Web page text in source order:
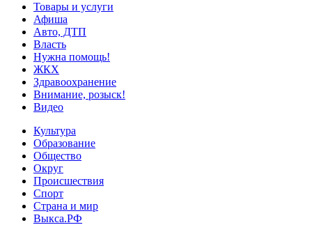
Товары и услуги
Афиша
Авто, ДТП
Власть
Нужна помощь!
ЖКХ
Здравоохранение
Внимание, розыск!
Видео
Культура
Образование
Общество
Округ
Происшествия
Спорт
Страна и мир
Выкса.РФ